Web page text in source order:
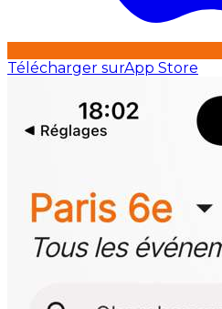
Télécharger surApp Store